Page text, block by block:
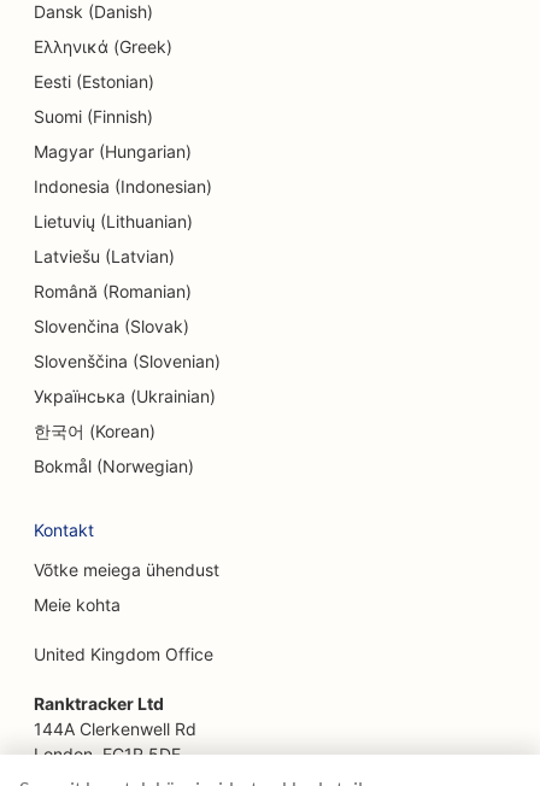
SEO elektrikele
SEO elektroonikakauplustele
SEO endodontidele
SEO meelelahutuse ja vaba aja veetmise jaoks
SEO inseneribüroodele
EO etniliste restoranide jaoks
SEO Facelift teenuste jaoks
SEO pererestoranidele
SEO põllumajandusettevõtetest toidukohti
SEO finantsplaneerijatele
SEO finantsteenuste jaoks
SEO floristidele
Dansk (Danish)
Ελληνικά (Greek)
Eesti (Estonian)
Suomi (Finnish)
Magyar (Hungarian)
Indonesia (Indonesian)
Lietuvių (Lithuanian)
Latviešu (Latvian)
Română (Romanian)
Slovenčina (Slovak)
Slovenščina (Slovenian)
Українська (Ukrainian)
한국어 (Korean)
Bokmål (Norwegian)
Kontakt
Võtke meiega ühendust
Meie kohta
United Kingdom Office
Ranktracker Ltd
144A Clerkenwell Rd
London, EC1R 5DF
Company No: 08820809